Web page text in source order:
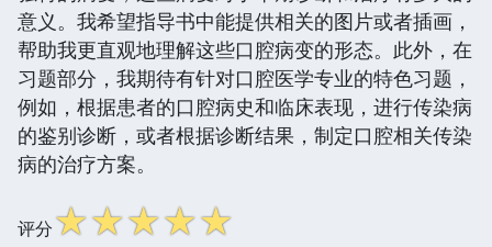
意义。我希望指导书中能提供相关的图片或者插画，
帮助我更直观地理解这些口腔病变的形态。此外，在
习题部分，我期待有针对口腔医学专业的特色习题，
例如，根据患者的口腔病史和临床表现，进行传染病
的鉴别诊断，或者根据诊断结果，制定口腔相关传染
病的治疗方案。
评分☆☆☆☆☆